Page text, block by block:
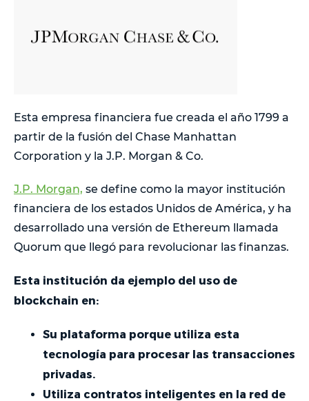
Esta empresa financiera fue creada el año 1799 a
partir de la fusión del Chase Manhattan
Corporation y la J.P. Morgan & Co.
J.P. Morgan, se define como la mayor institución
financiera de los estados Unidos de América, y ha
desarrollado una versión de Ethereum llamada
Quorum que llegó para revolucionar las finanzas.
Esta institución da ejemplo del uso de
blockchain en:
Su plataforma porque utiliza esta
tecnología para procesar las transacciones
privadas.
Utiliza contratos inteligentes en la red de